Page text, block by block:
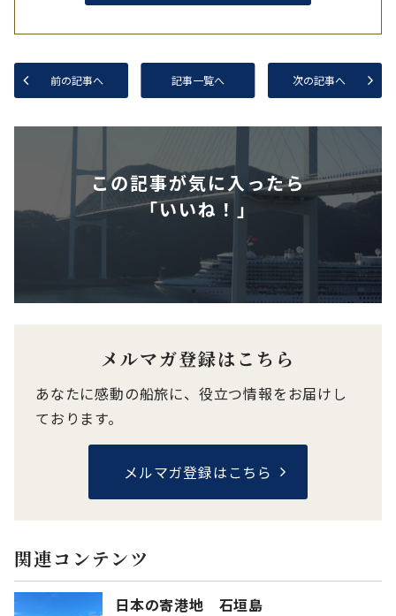
前の記事へ 記事一覧へ 次の記事へ
この記事が気に入ったら
「いいね！」
メルマガ登録はこちら
あなたに感動の船旅に、役立つ情報をお届けし
ております。
メルマガ登録はこちら
関連コンテンツ
日本の寄港地 石垣島